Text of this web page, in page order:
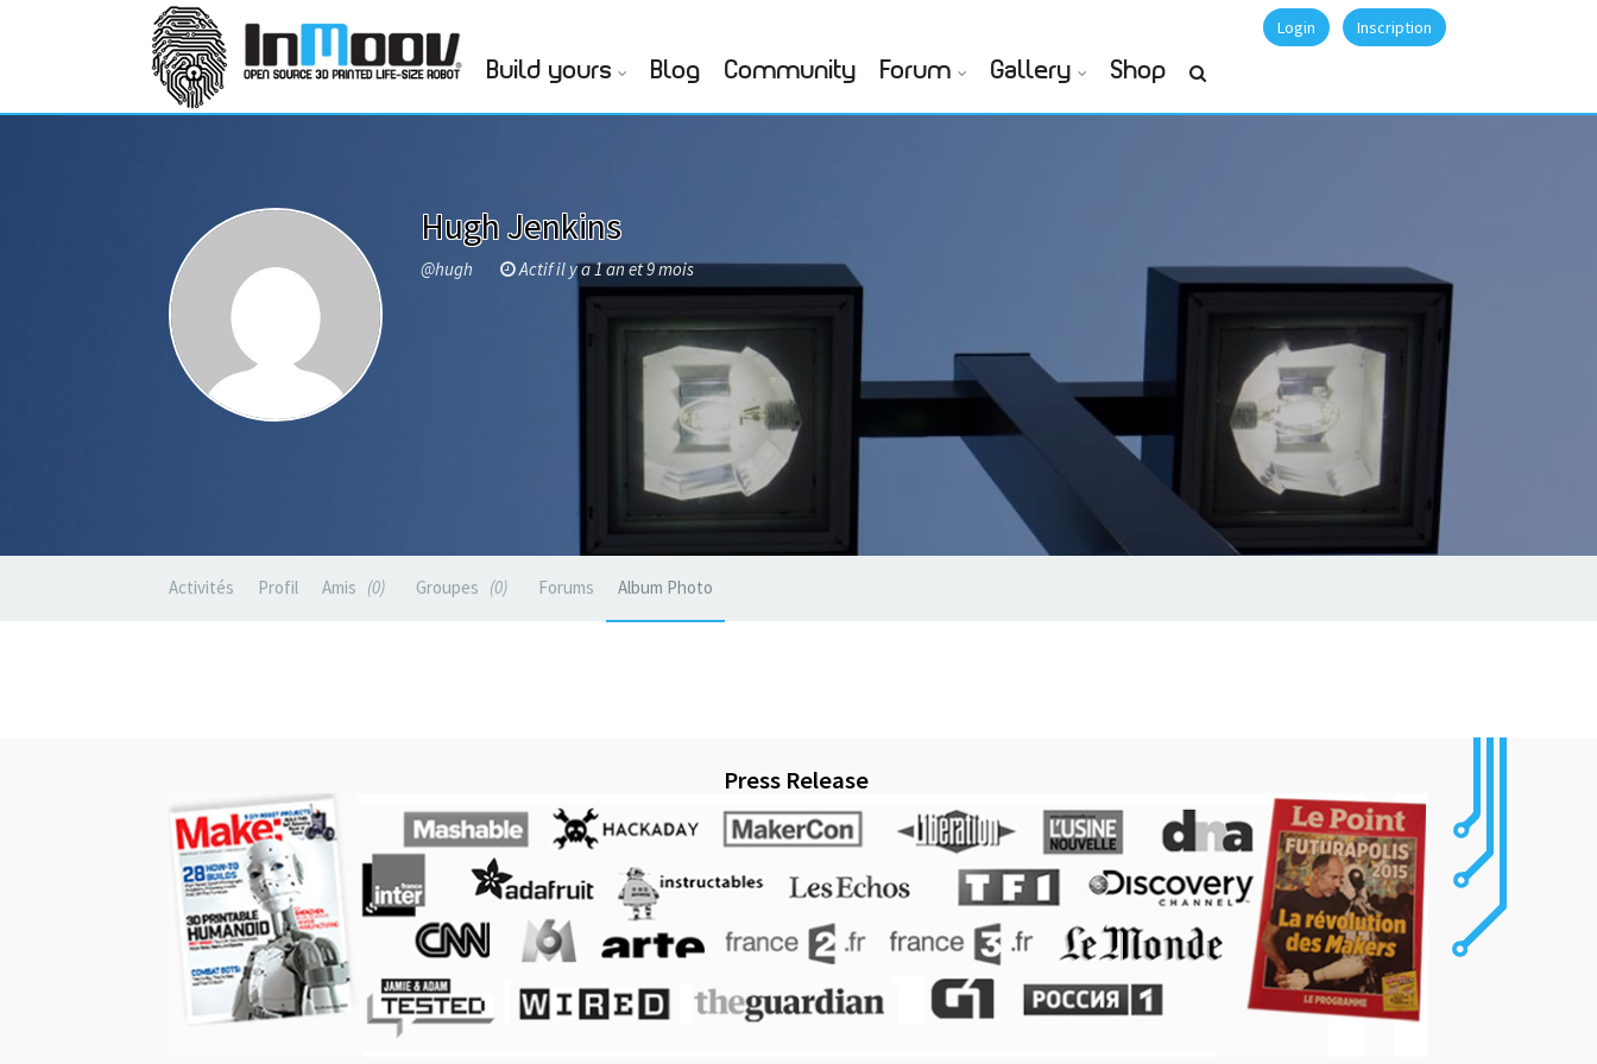
Login Inscription
Build yours Blog Community Forum Gallery Shop
Hugh Jenkins
@hugh Actif il y a 1 an et 9 mois
Activités Profil Amis 0 Groupes 0 Forums Album Photo
Press Release